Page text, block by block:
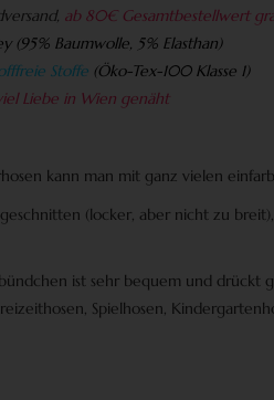
ab 80€ Gesamtbestellwert
(95% Baumwolle, 5% Elasthan)
Stoffe (Öko-Tex-100 Klasse 1)
Liebe in Wien genäht
kann man mit ganz vielen
(locker, aber nicht zu
ist sehr bequem und drückt
Spielhosen,